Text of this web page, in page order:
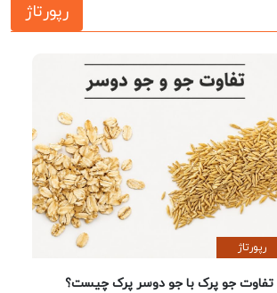
رپورتاژ
رپورتاژ
تفاوت جو پرک با جو دوسر پرک چیست؟